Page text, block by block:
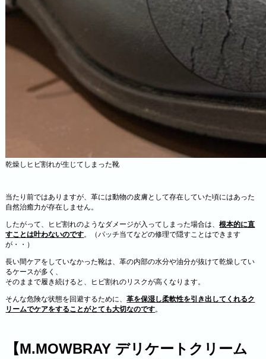
乾燥しヒビ割れが生じてしまった靴
当たり前ではありますが、革には動物の皮膚として存在していた頃にはあった
自然治癒力が存在しません。
したがって、ヒビ割れのようなダメージが入ってしまった場合は、根本的に直
すことは叶わないのです。（パッチ当てなどの修理で隠すことはできます
が・・）
長い間ケアをしていなかった靴は、革の内部の水分や油分が抜けて乾燥してい
るケースが多く、
そのままで履き続けると、ヒビ割れのリスクが高くなります。
そんな危険な状態を回避するために、革を保湿し柔軟性を引き出してくれるク
リームでケアをすることがとても大切なのです。
【M.MOWBRAY デリケートクリーム